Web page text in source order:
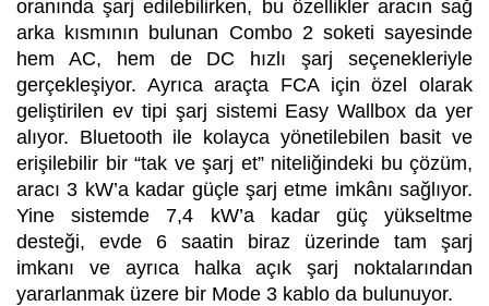
oranında şarj edilebilirken, bu özellikler aracın sağ
arka kısmının bulunan Combo 2 soketi sayesinde
hem AC, hem de DC hızlı şarj seçenekleriyle
gerçekleşiyor. Ayrıca araçta FCA için özel olarak
geliştirilen ev tipi şarj sistemi Easy Wallbox da yer
alıyor. Bluetooth ile kolayca yönetilebilen basit ve
erişilebilir bir “tak ve şarj et” niteliğindeki bu çözüm,
aracı 3 kW’a kadar güçle şarj etme imkânı sağlıyor.
Yine sistemde 7,4 kW’a kadar güç yükseltme
desteği, evde 6 saatin biraz üzerinde tam şarj
imkanı ve ayrıca halka açık şarj noktalarından
yararlanmak üzere bir Mode 3 kablo da bulunuyor.